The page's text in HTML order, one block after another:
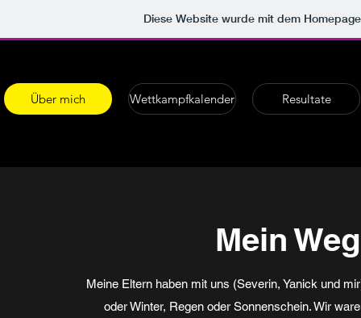
Diese Website wurde mit dem
Über mich Wettkampfkalender Resultate
Mein
Meine Eltern haben mit uns (Severin, Yanick und
oder Winter, Regen oder Sonnenschein. Wir